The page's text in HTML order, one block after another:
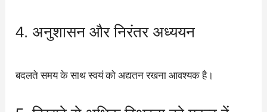
4. अनुशासन और निरंतर अध्ययन
बदलते समय के साथ स्वयं को अद्यतन रखना आवश्यक है।